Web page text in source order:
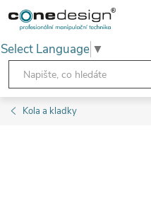
Přejít
obsah
Select Language ▼
Kola a kladky